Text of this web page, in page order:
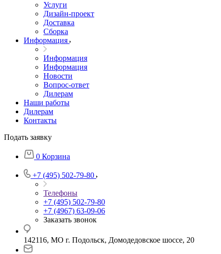
Услуги
Дизайн-проект
Доставка
Сборка
Информация
Информация
Информация
Новости
Вопрос-ответ
Дилерам
Наши работы
Дилерам
Контакты
Подать заявку
0 Корзина
+7 (495) 502-79-80
Телефоны
+7 (495) 502-79-80
+7 (4967) 63-09-06
Заказать звонок
142116, МО г. Подольск, Домодедовское шоссе, 20